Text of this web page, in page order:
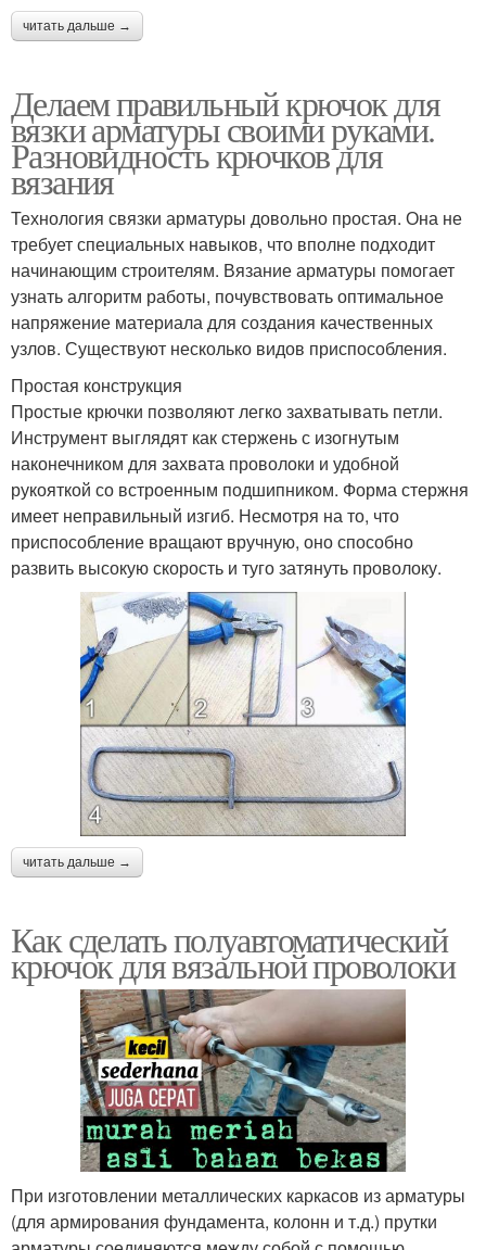
читать дальше →
Делаем правильный крючок для
вязки арматуры своими руками.
Разновидность крючков для
вязания
Технология связки арматуры довольно простая. Она не
требует специальных навыков, что вполне подходит
начинающим строителям. Вязание арматуры помогает
узнать алгоритм работы, почувствовать оптимальное
напряжение материала для создания качественных
узлов. Существуют несколько видов приспособления.
Простая конструкция
Простые крючки позволяют легко захватывать петли.
Инструмент выглядят как стержень с изогнутым
наконечником для захвата проволоки и удобной
рукояткой со встроенным подшипником. Форма стержня
имеет неправильный изгиб. Несмотря на то, что
приспособление вращают вручную, оно способно
развить высокую скорость и туго затянуть проволоку.
читать дальше →
Как сделать полуавтоматический
крючок для вязальной проволоки
При изготовлении металлических каркасов из арматуры
(для армирования фундамента, колонн и т.д.) прутки